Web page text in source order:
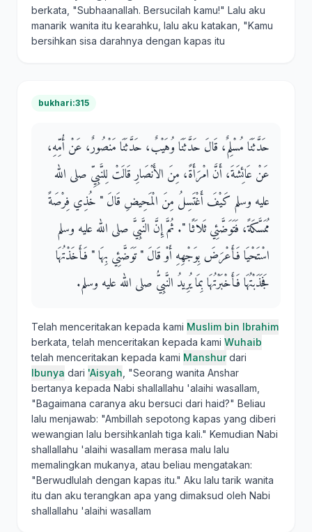
berkata, "Subhaanallah. Bersucilah kamu!" Lalu aku
manarik wanita itu kearahku, lalu aku katakan, "Kamu
bersihkan sisa darahnya dengan kapas itu
bukhari:315
حَدَّثَنَا مُسْلِمٌ، قَالَ حَدَّثَنَا وُهَيْبٌ، حَدَّثَنَا مَنْصُورٌ، عَنْ أُمِّهِ،
عَنْ عَائِشَةَ، أَنَّ امْرَأَةً، مِنَ الأَنْصَارِ قَالَتْ لِلنَّبِيِّ صلى الله
عليه وسلم كَيْفَ أَغْتَسِلُ مِنَ الْمَحِيضِ قَالَ ‏"‏ خُذِي فِرْصَةً
مُمَسَّكَةً، فَتَوَضَّئِي ثَلاَثًا ‏"‏‏.‏ ثُمَّ إِنَّ النَّبِيَّ صلى الله عليه وسلم
اسْتَحْيَا فَأَعْرَضَ بِوَجْهِهِ أَوْ قَالَ ‏"‏ تَوَضَّئِي بِهَا ‏"‏ فَأَخَذْتُهَا
فَجَذَبْتُهَا فَأَخْبَرْتُهَا بِمَا يُرِيدُ النَّبِيُّ صلى الله عليه وسلم‏.‏
Telah menceritakan kepada kami Muslim bin Ibrahim
berkata, telah menceritakan kepada kami Wuhaib
telah menceritakan kepada kami Manshurdari
Ibunya dari 'Aisyah , "Seorang wanita Anshar
bertanya kepada Nabi shallallahu 'alaihi wasallam,
"Bagaimana caranya aku bersuci dari haid?" Beliau
lalu menjawab: "Ambillah sepotong kapas yang diberi
wewangian lalu bersihkanlah tiga kali." Kemudian Nabi
shallallahu 'alaihi wasallam merasa malu lalu
memalingkan mukanya, atau beliau mengatakan:
"Berwudlulah dengan kapas itu." Aku lalu tarik wanita
itu dan aku terangkan apa yang dimaksud oleh Nabi
shallallahu 'alaihi wasallam